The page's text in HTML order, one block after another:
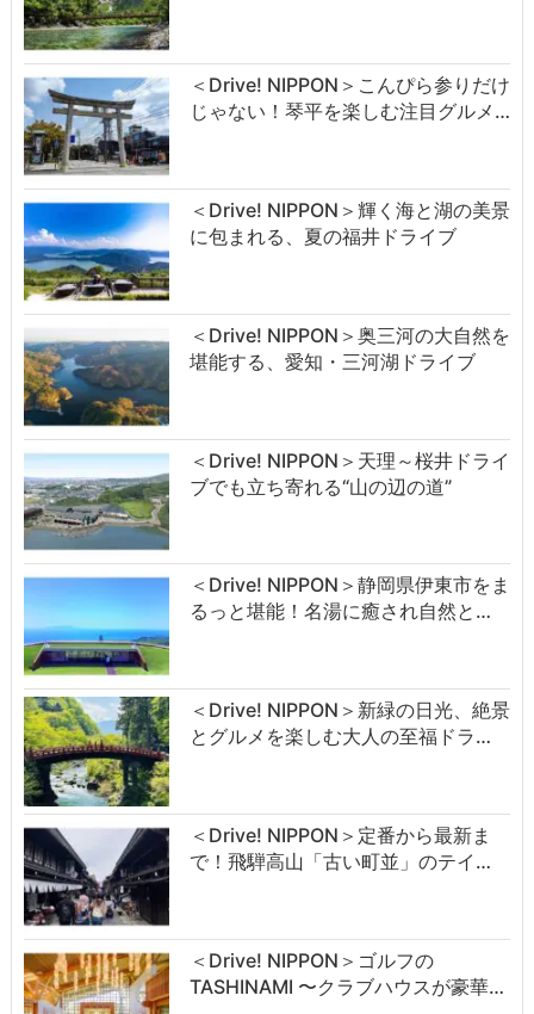
＜Drive! NIPPON＞こんぴら参りだけ
じゃない！琴平を楽しむ注目グルメ…
＜Drive! NIPPON＞輝く海と湖の美景
に包まれる、夏の福井ドライブ
＜Drive! NIPPON＞奥三河の大自然を
堪能する、愛知・三河湖ドライブ
＜Drive! NIPPON＞天理～桜井ドライ
ブでも立ち寄れる“山の辺の道”
＜Drive! NIPPON＞静岡県伊東市をま
るっと堪能！名湯に癒され自然と…
＜Drive! NIPPON＞新緑の日光、絶景
とグルメを楽しむ大人の至福ドラ…
＜Drive! NIPPON＞定番から最新ま
で！飛騨高山「古い町並」のテイ…
＜Drive! NIPPON＞ゴルフの
TASHINAMI 〜クラブハウスが豪華…